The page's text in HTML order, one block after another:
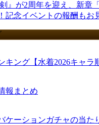
』が2周年を迎え、新章
記念イベントの報酬もお
キング【水着2026キャラ
報まとめ
ケーションガチャの当た